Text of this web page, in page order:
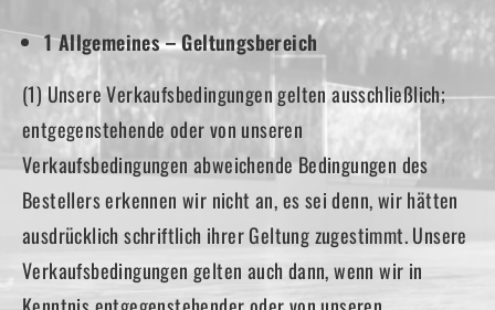
1 Allgemeines – Geltungsbereich
(1) Unsere Verkaufsbedingungen gelten ausschließlich;
entgegenstehende oder von unseren
Verkaufsbedingungen abweichende Bedingungen des
Bestellers erkennen wir nicht an, es sei denn, wir hätten
ausdrücklich schriftlich ihrer Geltung zugestimmt. Unsere
Verkaufsbedingungen gelten auch dann, wenn wir in